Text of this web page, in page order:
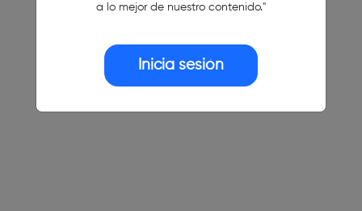
a lo mejor de nuestro contenido."
Inicia sesión